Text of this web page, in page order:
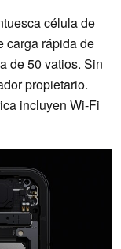
célula de
carga rápida de
de 50 vatios. Sin
propietario.
incluyen Wi-Fi